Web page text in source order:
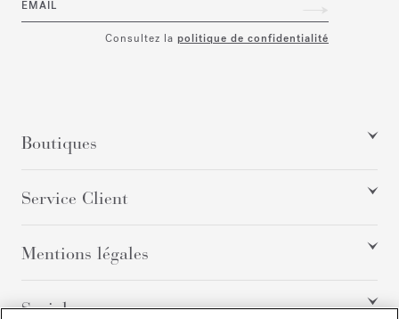
EMAIL
Consultez la politique de confidentialité
Boutiques
Service Client
Mentions légales
Social